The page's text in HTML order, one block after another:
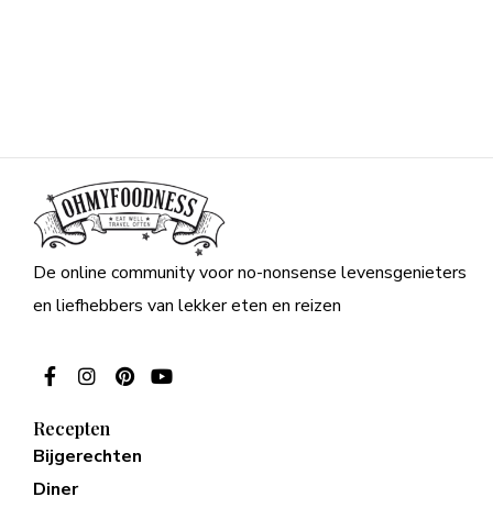
De online community voor no-nonsense levensgenieters
en liefhebbers van lekker eten en reizen
Recepten
Bijgerechten
Diner